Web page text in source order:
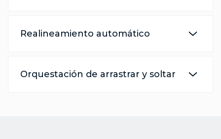
Realineamiento automático
Orquestación de arrastrar y soltar